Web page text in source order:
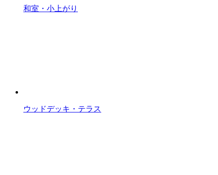
和室・小上がり
ウッドデッキ・テラス